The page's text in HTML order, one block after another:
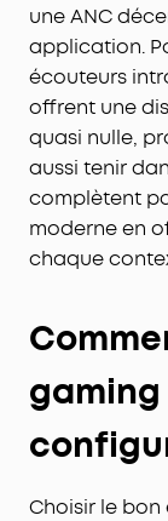
une ANC
application.
écouteurs
offrent une
quasi nulle,
aussi tenir
complètent
moderne en
chaque
Choisir le